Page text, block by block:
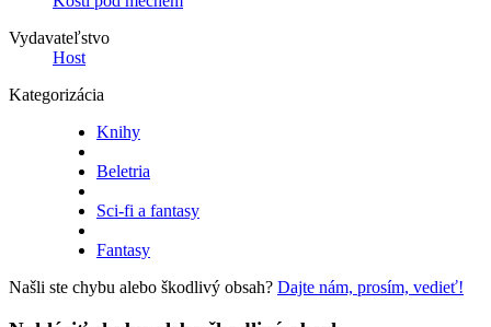
Vydavateľstvo
Host
Kategorizácia
Knihy
Beletria
Sci-fi a fantasy
Fantasy
Našli ste chybu alebo škodlivý obsah? Dajte nám, prosím, vedieť!